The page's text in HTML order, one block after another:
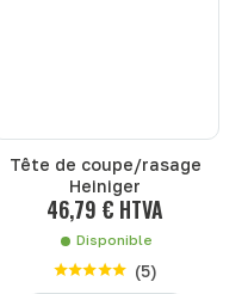
Tête de coupe/rasage
Heiniger
46,79 € HTVA
Disponible
(5)